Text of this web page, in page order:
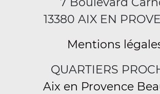
13380 AIX EN
Mentions
QUARTIERS
Aix en Provence